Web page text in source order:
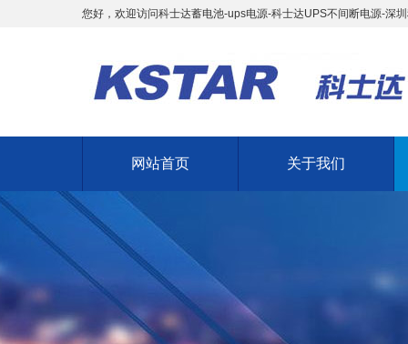
您好，欢迎访问科士达蓄电池-ups电源-科士达UPS不间断电源-深
网站首页 关于我们